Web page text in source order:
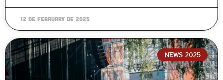
12 de February de 2025
NEWS 2025